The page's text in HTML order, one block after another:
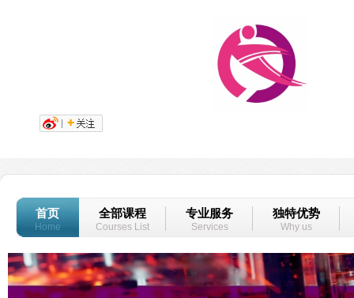
首页
Home
全部课程
Courses List
专业服务
Services
独特优势
Why us